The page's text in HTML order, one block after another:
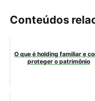
Conteúdos
O que é holding familiar e
proteger o patrimônio